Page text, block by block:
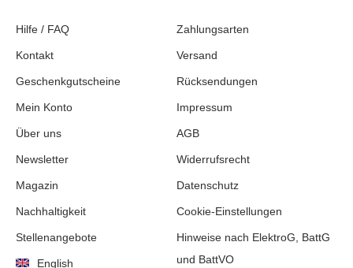
Hilfe / FAQ
Kontakt
Geschenkgutscheine
Mein Konto
Über uns
Newsletter
Magazin
Nachhaltigkeit
Stellenangebote
English
Zahlungsarten
Versand
Rücksendungen
Impressum
AGB
Widerrufsrecht
Datenschutz
Cookie-Einstellungen
Hinweise nach ElektroG, BattG
und BattVO